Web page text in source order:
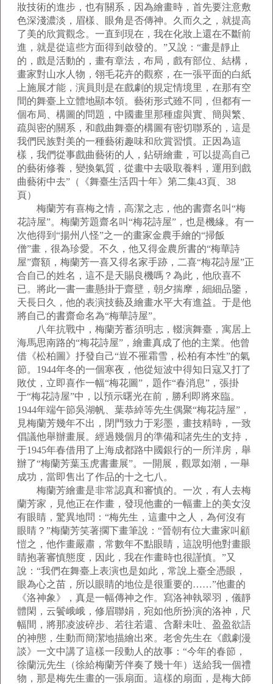
妝技術的進步，也有關系，因為繪畫時，首先要注意敷
色深淺濃淡，眉樣、眼角是否傳神。久而久之，就提高
了美的欣賞觀念。一直到現在，我在化妝上還在不斷前
進，就是從這些方面得到啟發的。”又說：“畫是靜止
的，戲是活動的，畫有章法，布局，戲有部位、結構，
畫家對山水人物，翎毛花卉的觀察，在一張平面的白紙
上施展才能，演員則是在戲劇的規定情境里，在那有空
間的舞臺上立體地顯本領。藝術形式雖不同，但都有一
個布局、構圖的問題，中國畫里那種虛與實、簡與繁、
疏與密的關系，和戲曲舞臺的構圖有密切聯系的，這是
我們民族對美的一種藝術趣味和欣賞習慣。正因為這
樣，我們從事戲曲藝術的人，鉆研繪畫，可以提高自己
的藝術修養，變換氣質，從畫中去吸取養料，運用到戲
曲藝術中去”（《舞臺生活四十年》第二集43頁、38
頁）
梅蘭芳有喜梅之情，高潔之志，他的書齋名叫“梅
花詩屋”。梅蘭芳題齋名叫“梅花詩屋”，也是機緣。有一
次他得到“揚州八怪”之一的畫家金農手繪的“掃飯
僧”畫，很為珍愛。不久，他又得金農所書的“梅華詩
屋”齋額，梅蘭芳一喜又得名家手跡，二喜“梅花詩屋”正
合自己的姓名，這不是天賜良機嗎？為此，他欣喜不
已。將此一書一畫懸掛于齋壁，朝夕揣摩，細細品鑒，
天長日久，他的表演技藝及繪畫水平大有進益。于是他
將自己的書齋命名為“梅華詩屋”。
八年抗戰中，梅蘭芳蓄須明志，輟演舞臺，寓居上
海馬思南路的“梅花詩屋”，繪畫真成了他的主業。他曾
借《松柏圖》抒發自己“豈不罹霜雪，松柏有本性”的氣
節。1944年冬的一個寒夜，他從短波中得知日寇又打了
敗仗，立即喜作一幅“梅花圖”，題作“春消息”，張掛
于“梅花詩屋”中，以預示曙光在前，勝利即將來臨。
1944年端午節吳湖帆、葉恭綽等先生偶聚“梅花詩屋”，
見梅蘭芳幾年不出，閉門致力于彩墨，畫技精時，一致
倡議他舉辦畫展。經過幾個月的準備和諸先生的支持，
于1945年春借用了上海成都路中國銀行的一所洋房，舉
辦了“梅蘭芳葉玉虎書畫展”。一開展，觀眾如潮，一舉
成功，當即售出了作品的十之七八。
梅蘭芳繪畫是非常認真和審慎的。一次，有人去梅
蘭芳家，見他正在作畫，發現他畫的一幅畫上的美女沒
有眼睛，驚異地問：“梅先生，這畫中之人，為何沒有
眼睛？”梅蘭芳笑著擱下畫筆說：“晉朝有位大畫家叫顧
愷之，他作畫嚴肅，常數年不點眼睛，這說明他對畫眼
睛抱著審慎態度，因此，我在作畫時也很謹慎。”又
說：“我們在舞臺上表演也是如此，常說上臺全憑眼，
眼為心之苗，所以眼睛的地位是很重要的……”他畫的
《洛神象》，真是一幅傳神之作。寫洛神執翠羽，儀靜
體閑，云鬢峨峨，修眉聯娟，宛如他所扮演的洛神，尺
幅間，將那凌波碎步、若往若還、含辭未吐、盈盈欲語
的神態，生動而簡潔地描繪出來。老舍先生在《戲劇漫
談》一文中講了這樣一段動人的故事：“今年的春節，
徐蘭沅先生（徐給梅蘭芳伴奏了幾十年）送給我一個禮
物，那是梅先生畫的一張扇面。這樣的扇面，是梅大師